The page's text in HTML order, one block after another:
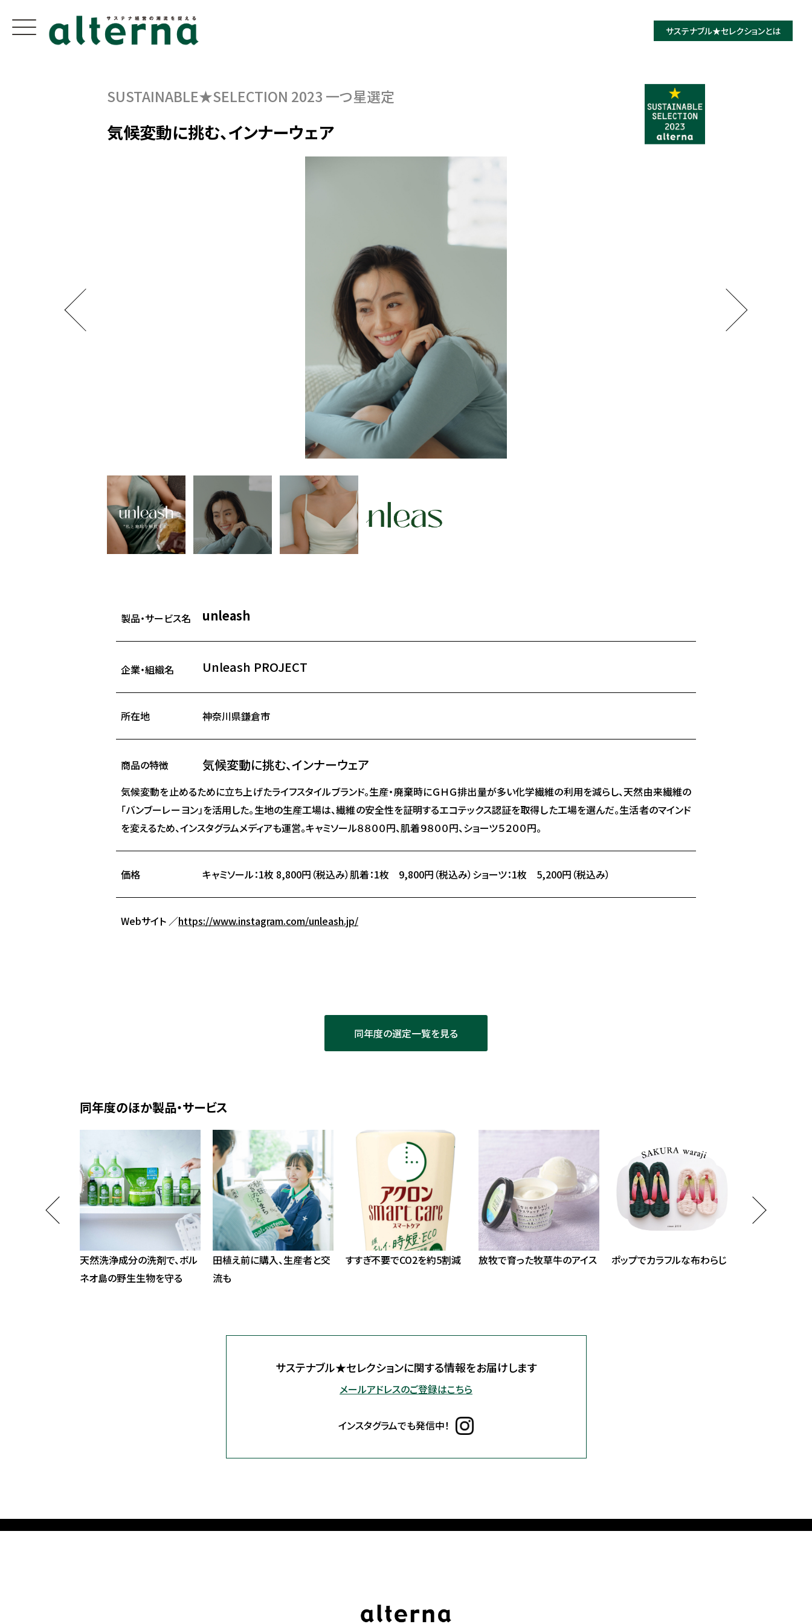
サステナブル★セレクションとは
SUSTAINABLE★SELECTION 2023 一つ星選定
気候変動に挑む、インナーウェア
製品・サービス名 unleash
企業・組織名 Unleash PROJECT
所在地 神奈川県鎌倉市
商品の特徴 気候変動に挑む、インナーウェア
気候変動を止めるために立ち上げたライフスタイルブランド。生産・廃棄時にＧＨＧ排出量が多い化学繊維の利用を減らし、天然由来繊維の
「バンブーレーヨン」を活用した。生地の生産工場は、繊維の安全性を証明するエコテックス認証を取得した工場を選んだ。生活者のマインド
を変えるため、インスタグラムメディアも運営。キャミソール８８００円、肌着９８００円、ショーツ５２００円。
価格 キャミソール：1枚 8,800円（税込み）肌着：1枚 9,800円（税込み）ショーツ：1枚 5,200円（税込み）
Webサイト ／https://www.instagram.com/unleash.jp/
同年度の選定一覧を見る
同年度のほか製品・サービス
天然洗浄成分の洗剤で、ボル
ネオ島の野生生物を守る
田植え前に購入、生産者と交
流も
すすぎ不要でCO2を約5割減 放牧で育った牧草牛のアイス ポップでカラフルな布わらじ
サステナブル★セレクションに関する情報をお届けします
メールアドレスのご登録はこちら
インスタグラムでも発信中！